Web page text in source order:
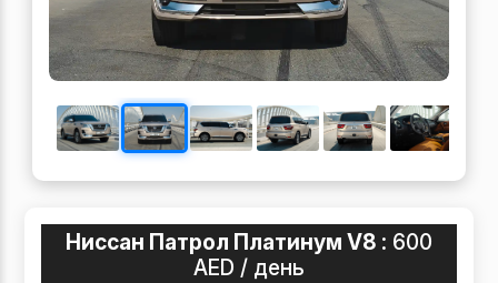
Ниссан Патрол Платинум V8 : 600
AED / день